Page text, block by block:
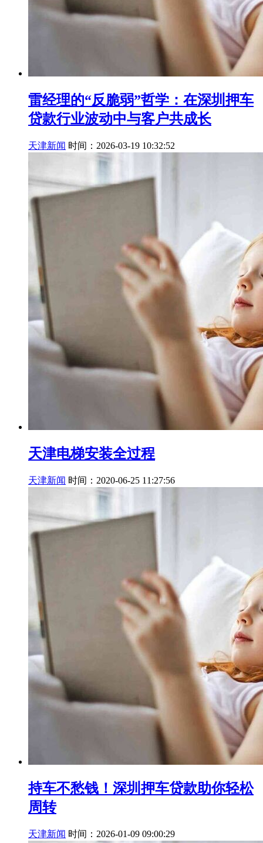
雷经理的“反脆弱”哲学：在深圳押车
贷款行业波动中与客户共成长
天津新闻 时间：2026-03-19 10:32:52
天津电梯安装全过程
天津新闻 时间：2020-06-25 11:27:56
持车不愁钱！深圳押车贷款助你轻松
周转
天津新闻 时间：2026-01-09 09:00:29